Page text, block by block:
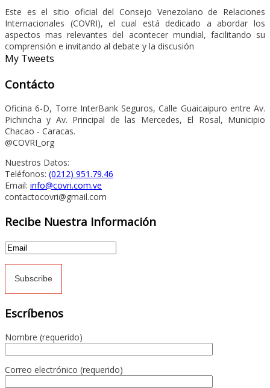
Este es el sitio oficial del Consejo Venezolano de Relaciones
Internacionales (COVRI), el cual está dedicado a abordar los
aspectos mas relevantes del acontecer mundial, facilitando su
comprensión e invitando al debate y la discusión
My Tweets
Contácto
Oficina 6-D, Torre InterBank Seguros, Calle Guaicaipuro entre Av.
Pichincha y Av. Principal de las Mercedes, El Rosal, Municipio
Chacao - Caracas.
@COVRI_org
Nuestros Datos:
Teléfonos: (0212) 951.79.46
Email: info@covri.com.ve
contactocovri@gmail.com
Recibe Nuestra Información
Escríbenos
Nombre (requerido)
Correo electrónico (requerido)